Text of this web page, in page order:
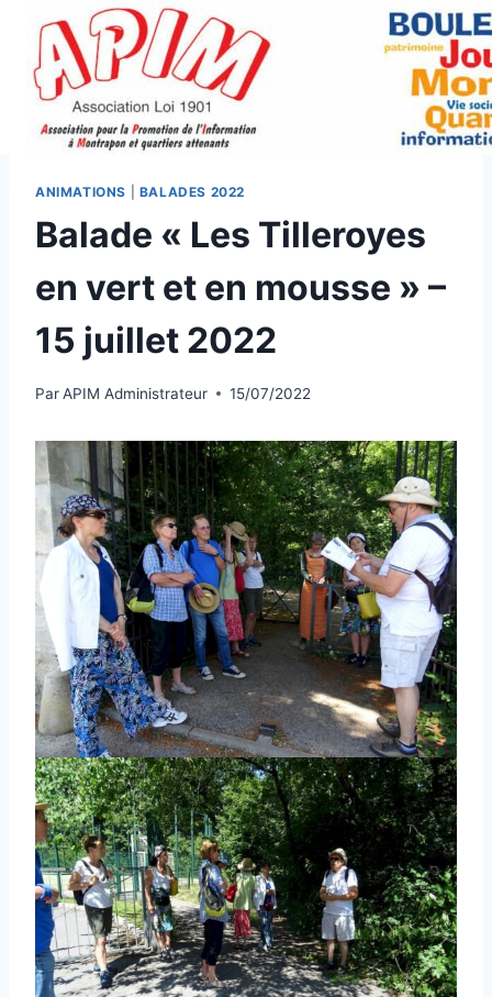
contenu
ANIMATIONS BALADES 2022
Balade « Les Tilleroyes
en vert et en mousse » –
15 juillet 2022
ParAPIM Administrateur 15/07/2022